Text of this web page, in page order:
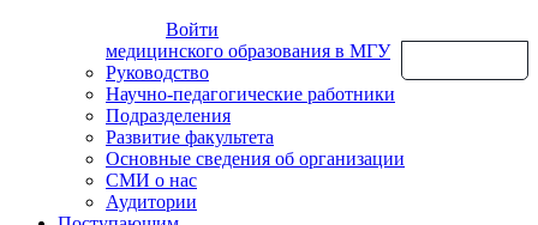
Войти
медицинского образования в МГУ
Руководство
Научно-педагогические работники
Подразделения
Развитие факультета
Основные сведения об организации
СМИ о нас
Аудитории